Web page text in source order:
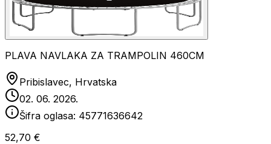
PLAVA NAVLAKA ZA TRAMPOLIN 460CM
Pribislavec, Hrvatska
02. 06. 2026.
Šifra oglasa: 45771636642
52,70 €